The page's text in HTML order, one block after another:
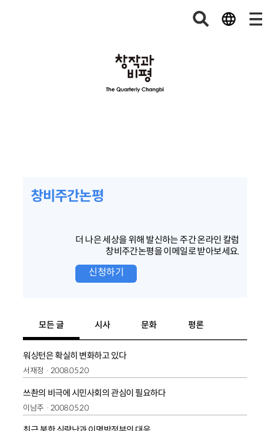
창비주간논평
더 나은 세상을 위해 발신하는 주간 온라인 칼럼
창비주간논평을 이메일로 받아보세요.
신청하기
모든 글 시사 문화 평론
워싱턴은 확실히 변화하고 있다
서재정 2008.05.20
쓰촨의 비극에 시민사회의 관심이 필요하다
이남주 2008.05.20